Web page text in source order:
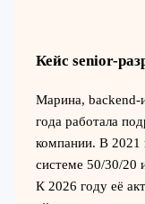
Кейс senior-
Марина, backend-
года работала
компании. В 2021
системе 50/30/20
К 2026 году её